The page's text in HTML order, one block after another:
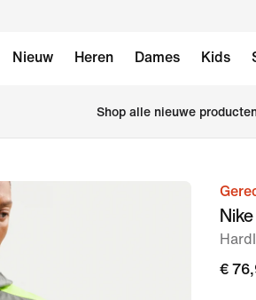
Nieuw Heren Dames Kids
Shop alle nieuwe
€